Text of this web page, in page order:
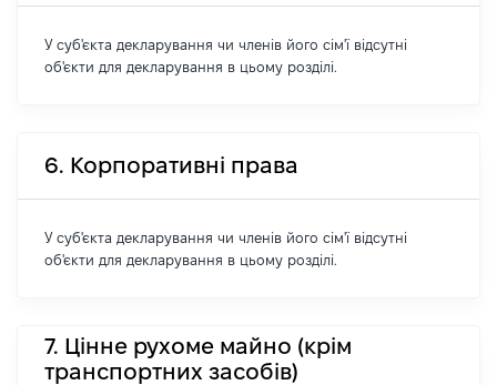
У суб'єкта декларування чи членів його сім'ї відсутні
об'єкти для декларування в цьому розділі.
6. Корпоративні права
У суб'єкта декларування чи членів його сім'ї відсутні
об'єкти для декларування в цьому розділі.
7. Цінне рухоме майно (крім
транспортних засобів)